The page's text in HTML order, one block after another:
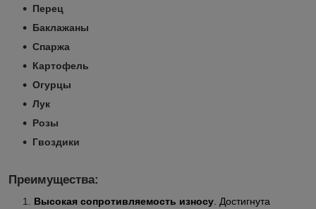
Перец
Баклажаны
Спаржа
Картофель
Огурцы
Лук
Розы
Гвоздики
Преимущества:
Высокая сопротивляемость износу . Достигнута